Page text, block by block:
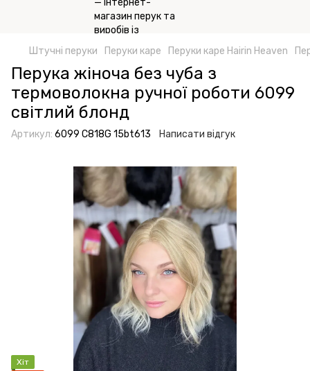
Штучні перуки Перуки каре Перуки каре Hairin Heaven
Перука жіноча без чуба з
термоволокна ручної роботи 6099
світлий блонд
Артикул: 6099 C818G 15bt613 Написати відгук
Хіт